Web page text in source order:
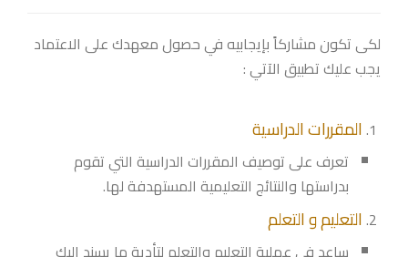
لكى تكون مشاركاً بإيجابيه في حصول معهدك على الاعتماد
يجب عليك تطبيق الآتي :
المقررات الدراسية
تعرف على توصيف المقررات الدراسية التي تقوم
بدراستها والنتائج التعليمية المستهدفة لها.
التعليم و التعلم
ساعد في عملية التعليم والتعلم لتأدية ما يسند اليك